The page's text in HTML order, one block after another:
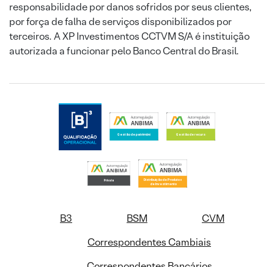
responsabilidade por danos sofridos por seus clientes,
por força de falha de serviços disponibilizados por
terceiros. A XP Investimentos CCTVM S/A é instituição
autorizada a funcionar pelo Banco Central do Brasil.
B3 BSM
CVM
Correspondentes Cambiais